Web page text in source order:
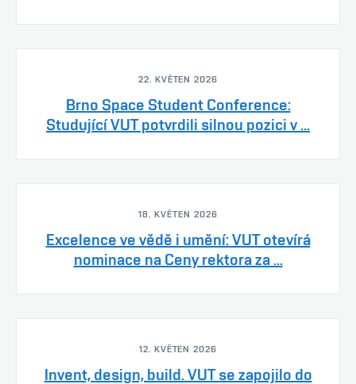
22. KVĚTEN 2026
Brno Space Student Conference:
Studující VUT potvrdili silnou pozici v ...
18. KVĚTEN 2026
Excelence ve vědě i umění: VUT otevírá
nominace na Ceny rektora za ...
12. KVĚTEN 2026
Invent, design, build. VUT se zapojilo do